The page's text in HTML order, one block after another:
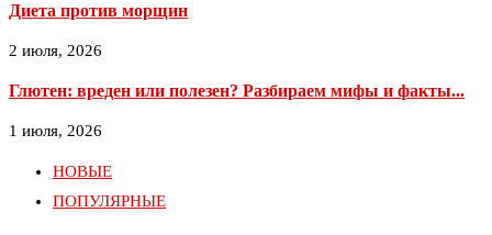
Диета против морщин
2 июля, 2026
Глютен: вреден или полезен? Разбираем мифы и факты...
1 июля, 2026
НОВЫЕ
ПОПУЛЯРНЫЕ